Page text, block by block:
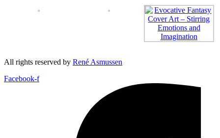
All rights reserved by René Asmussen
Facebook-f